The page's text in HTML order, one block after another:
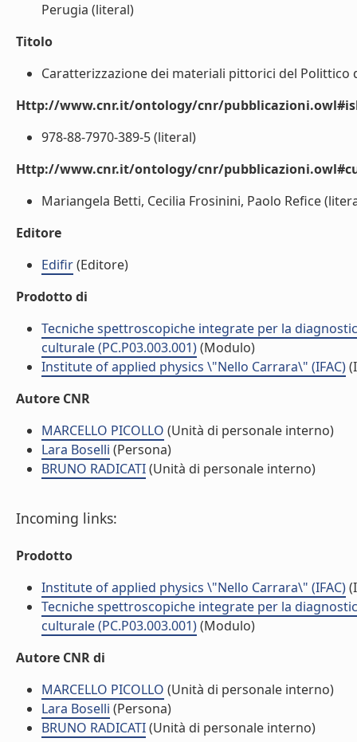
Perugia (literal)
Titolo
Caratterizzazione dei materiali pittorici del
Http://www.cnr.it/ontology/cnr/
978-88-7970-389-5 (literal)
Http://www.cnr.it/ontology/cnr/
Mariangela Betti, Cecilia Frosinini, Paolo Refice
Editore
Edifir(Editore)
Prodotto di
Tecniche spettroscopiche integrate per la
culturale (PC.P03.003.001)(Modulo)
Institute of applied physics \"Nello Carrara\" (IFAC)
Autore CNR
MARCELLO PICOLLO (Unità di personale interno)
Lara Boselli (Persona)
BRUNO RADICATI(Unità di personale interno)
Incoming links:
Prodotto
Institute of applied physics \"Nello Carrara\" (IFAC)
Tecniche spettroscopiche integrate per la
culturale (PC.P03.003.001)(Modulo)
Autore CNR di
MARCELLO PICOLLO (Unità di personale interno)
Lara Boselli (Persona)
BRUNO RADICATI(Unità di personale interno)